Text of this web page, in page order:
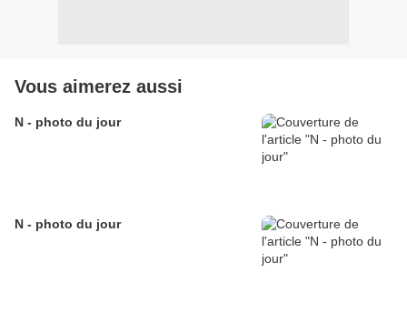
Vous aimerez aussi
N - photo du jour
N - photo du jour